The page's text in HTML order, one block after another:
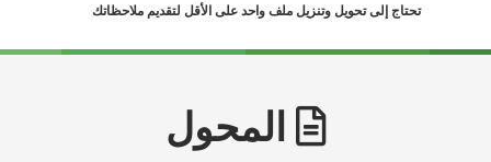
تحتاج إلى تحويل وتنزيل ملف واحد على الأقل لتقديم ملاحظاتك
المحول